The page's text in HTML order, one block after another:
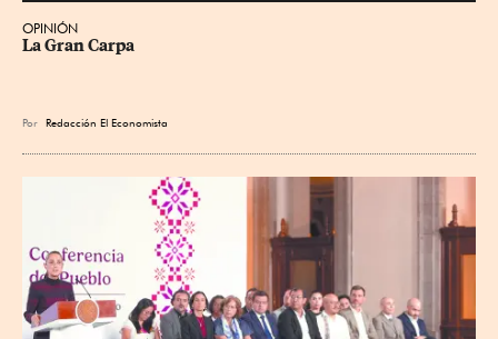
OPINIÓN
La Gran Carpa
Por Redacción El Economista